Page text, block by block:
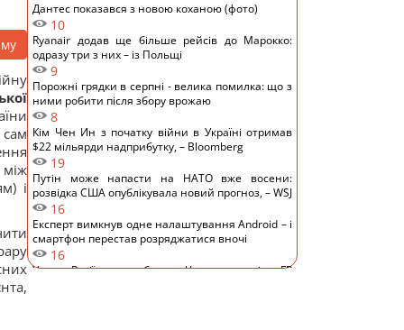
і
Дантес показався з новою коханою (фото)
10
Ryanair додав ще більше рейсів до Марокко:
одразу три з них – із Польщі
9
Порожні грядки в серпні - велика помилка: що з
ними робити після збору врожаю
8
Кім Чен Ин з початку війни в Україні отримав
$22 мільярди надприбутку, – Bloomberg
19
Путін може напасти на НАТО вже восени:
розвідка США опублікувала новий прогноз, – WSJ
16
Експерт вимкнув одне налаштування Android – і
смартфон перестав розряджатися вночі
16
Удари Росії по кораблях у Чорному морі: у FP